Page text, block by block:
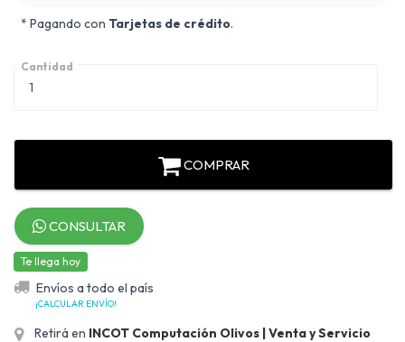
* Pagando con Tarjetas de crédito.
Cantidad
COMPRAR
CONSULTAR
Te llega hoy
Envíos a todo el país
¡CALCULAR ENVÍO!
Retirá en INCOT Computación Olivos | Venta y Servicio